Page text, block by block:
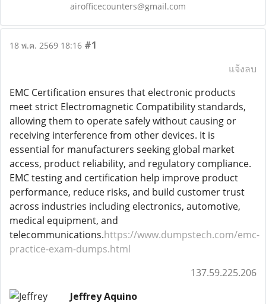
airofficecounters@gmail.com
18 พ.ค. 2569 18:16 #1
แจ้งลบ
EMC Certification ensures that electronic products
meet strict Electromagnetic Compatibility standards,
allowing them to operate safely without causing or
receiving interference from other devices. It is
essential for manufacturers seeking global market
access, product reliability, and regulatory compliance.
EMC testing and certification help improve product
performance, reduce risks, and build customer trust
across industries including electronics, automotive,
medical equipment, and
telecommunications.https://www.dumpstech.com/emc-
practice-exam-dumps.html
137.59.225.206
Jeffrey Aquino